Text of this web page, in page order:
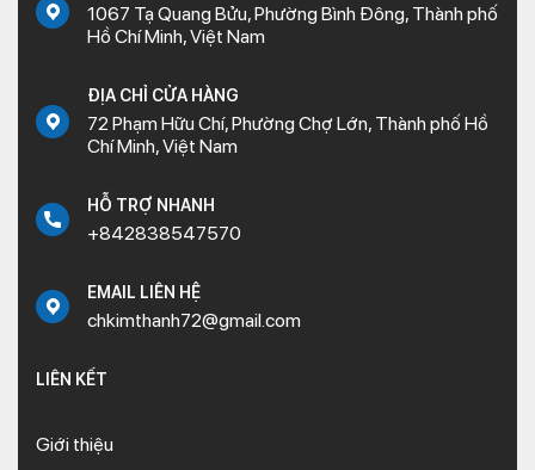
1067 Tạ Quang Bửu, Phường Bình Đông, Thành phố
Hồ Chí Minh, Việt Nam
ĐỊA CHỈ CỬA HÀNG
72 Phạm Hữu Chí, Phường Chợ Lớn, Thành phố Hồ
Chí Minh, Việt Nam
HỖ TRỢ NHANH
+842838547570
EMAIL LIÊN HỆ
chkimthanh72@gmail.com
LIÊN KẾT
Giới thiệu